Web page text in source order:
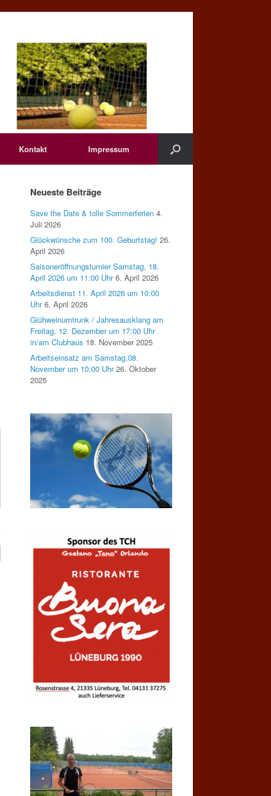
Kontakt Impressum
Neueste Beiträge
Save the Date & tolle Sommerferien 4.
Juli 2026
Glückwünsche zum 100. Geburtstag! 26.
April 2026
Saisoneröffnungsturnier Samstag, 18.
April 2026 um 11:00 Uhr 6. April 2026
Arbeitsdienst 11. April 2026 um 10:00
Uhr 6. April 2026
Glühweinumtrunk / Jahresausklang am
Freitag, 12. Dezember um 17:00 Uhr
in/am Clubhaus 18. November 2025
Arbeitseinsatz am Samstag,08.
November um 10:00 Uhr 26. Oktober
2025